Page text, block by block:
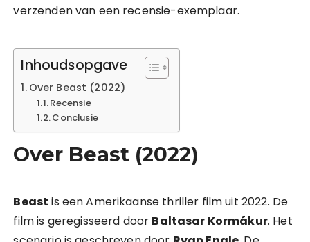
verzenden van een recensie-exemplaar.
Inhoudsopgave
Over Beast (2022)
Recensie
Conclusie
Over Beast (2022)
Beast is een Amerikaanse thriller film uit 2022. De
film is geregisseerd door Baltasar Kormákur. Het